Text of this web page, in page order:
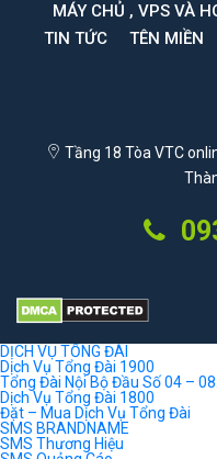
MÁY CHỦ , VPS VÀ
TIN TỨC
TÊN MIỀN
Tầng 18 Tòa VTC
DỊCH VỤ TỔNG ĐÀI
Dịch Vụ Tổng Đài 1900
Tổng Đài Nội Bộ Đầu Số 04 – 08.
Dịch Vụ Tổng Đài 1800
Đặt – Mua Dịch Vụ Tổng Đài
SMS BRANDNAME
SMS Thương Hiệu